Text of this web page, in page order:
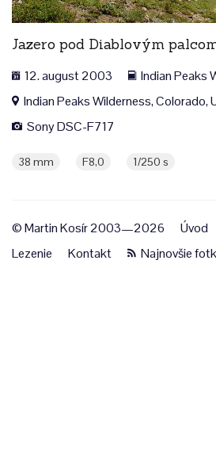
Jazero pod Diablovým
12. august 2003
Indian Peaks
Indian Peaks Wilderness, Colorado,
Sony DSC-F717
38 mm F8,0 1/250 s
© Martin Kosír 2003—2026 Úvod
Lezenie
Kontakt Najnovšie